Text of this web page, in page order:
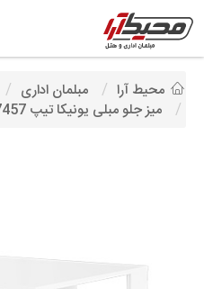
محیط آرا مبلمان اداری
میز جلو مبلی یونیکا تیپ 7457